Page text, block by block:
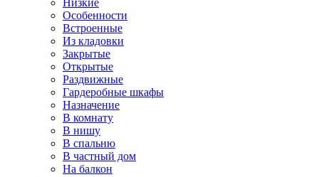
Низкие
Особенности
Встроенные
Из кладовки
Закрытые
Открытые
Раздвижные
Гардеробные шкафы
Назначение
В комнату
В нишу
В спальню
В частный дом
На балкон